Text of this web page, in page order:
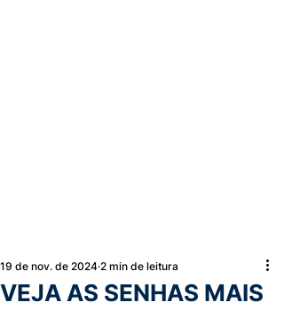
VEJA AS SENHAS MAIS
19 de nov. de 2024 2 min de leitura